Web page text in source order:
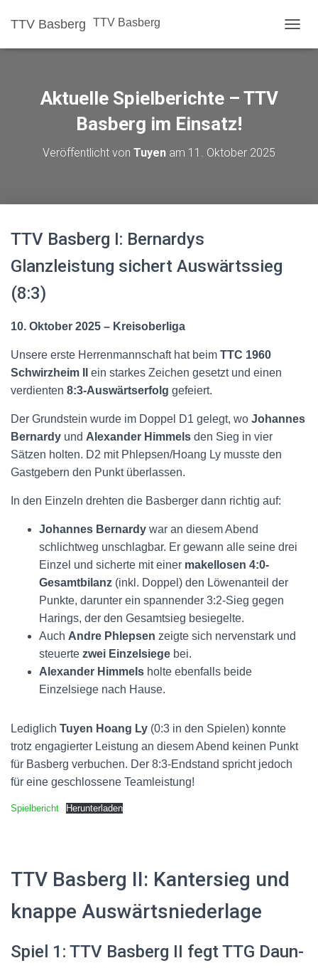
TTV Basberg TTV Basberg
A
Aktuelle Spielberichte – TTV
Basberg im Einsatz!
Veröffentlicht von Tuyen am 11. Oktober 2025
TTV Basberg I: Bernardys
Glanzleistung sichert Auswärtssieg
(8:3)
10. Oktober 2025 – Kreisoberliga
Unsere erste Herrenmannschaft hat beim TTC 1960
Schwirzheim II
ein starkes Zeichen gesetzt und einen
verdienten 8:3-Auswärtserfolg gefeiert.
Der Grundstein wurde im Doppel D1 gelegt, wo Johannes
Bernardy und Alexander Himmels den Sieg in vier
Sätzen holten. D2 mit Phlepsen/Hoang Ly musste den
Gastgebern den Punkt überlassen.
In den Einzeln drehten die Basberger dann richtig auf:
Johannes Bernardy war an diesem Abend
schlichtweg unschlagbar. Er gewann alle seine drei
Einzel und sicherte mit einer makellosen 4:0-
Gesamtbilanz (inkl. Doppel) den Löwenanteil der
Punkte, darunter ein spannender 3:2-Sieg gegen
Harings, der den Gesamtsieg besiegelte.
Auch Andre Phlepsen zeigte sich nervenstark und
steuerte zwei Einzelsiege bei.
Alexander Himmels holte ebenfalls beide
Einzelsiege nach Hause.
Lediglich Tuyen Hoang Ly (0:3 in den Spielen) konnte
trotz engagierter Leistung an diesem Abend keinen Punkt
für Basberg verbuchen. Der 8:3-Endstand spricht jedoch
für eine geschlossene Teamleistung!
Spielbericht Herunterladen
TTV Basberg II: Kantersieg und
knappe Auswärtsniederlage
Spiel 1: TTV Basberg II fegt TTG Daun-